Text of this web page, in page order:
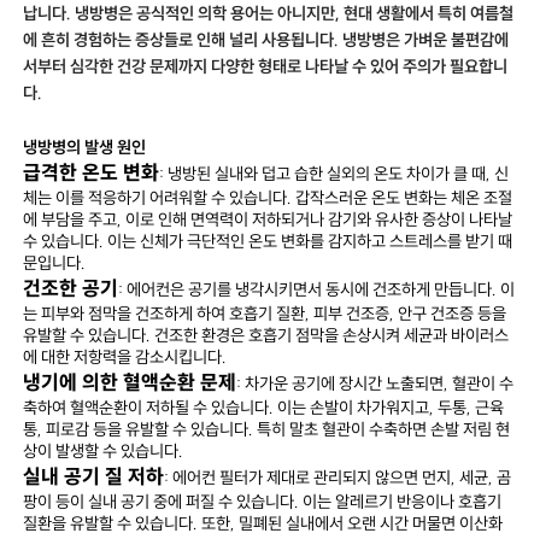
납니다. 냉방병은 공식적인 의학 용어는 아니지만, 현대 생활에서 특히 여름철
에 흔히 경험하는 증상들로 인해 널리 사용됩니다. 냉방병은 가벼운 불편감에
서부터 심각한 건강 문제까지 다양한 형태로 나타날 수 있어 주의가 필요합니
다.
냉방병의 발생 원인
급격한 온도 변화: 냉방된 실내와 덥고 습한 실외의 온도 차이가 클 때, 신
체는 이를 적응하기 어려워할 수 있습니다. 갑작스러운 온도 변화는 체온 조절
에 부담을 주고, 이로 인해 면역력이 저하되거나 감기와 유사한 증상이 나타날
수 있습니다. 이는 신체가 극단적인 온도 변화를 감지하고 스트레스를 받기 때
문입니다.
건조한 공기: 에어컨은 공기를 냉각시키면서 동시에 건조하게 만듭니다. 이
는 피부와 점막을 건조하게 하여 호흡기 질환, 피부 건조증, 안구 건조증 등을
유발할 수 있습니다. 건조한 환경은 호흡기 점막을 손상시켜 세균과 바이러스
에 대한 저항력을 감소시킵니다.
냉기에 의한 혈액순환 문제: 차가운 공기에 장시간 노출되면, 혈관이 수
축하여 혈액순환이 저하될 수 있습니다. 이는 손발이 차가워지고, 두통, 근육
통, 피로감 등을 유발할 수 있습니다. 특히 말초 혈관이 수축하면 손발 저림 현
상이 발생할 수 있습니다.
실내 공기 질 저하: 에어컨 필터가 제대로 관리되지 않으면 먼지, 세균, 곰
팡이 등이 실내 공기 중에 퍼질 수 있습니다. 이는 알레르기 반응이나 호흡기
질환을 유발할 수 있습니다. 또한, 밀폐된 실내에서 오랜 시간 머물면 이산화